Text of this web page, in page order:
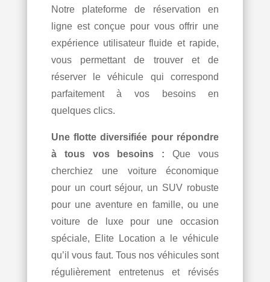
Notre plateforme de réservation en
ligne est conçue pour vous offrir une
expérience utilisateur fluide et rapide,
vous permettant de trouver et de
réserver le véhicule qui correspond
parfaitement à vos besoins en
quelques clics.
Une flotte diversifiée pour répondre
à tous vos besoins : Que vous
cherchiez une voiture économique
pour un court séjour, un SUV robuste
pour une aventure en famille, ou une
voiture de luxe pour une occasion
spéciale, Elite Location a le véhicule
qu’il vous faut. Tous nos véhicules sont
régulièrement entretenus et révisés